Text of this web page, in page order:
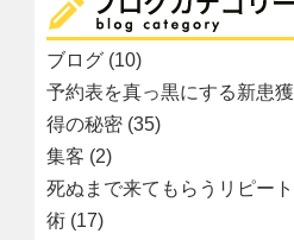
ブログ (10)
予約表を真っ黒にする新患獲
得の秘密 (35)
集客 (2)
死ぬまで来てもらうリピート
術 (17)